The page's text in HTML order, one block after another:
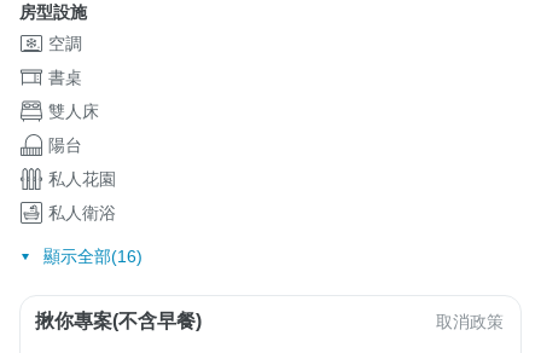
房型設施
空調
書桌
雙人床
陽台
私人花園
私人衛浴
顯示全部(16)
揪你專案(不含早餐) 取消政策